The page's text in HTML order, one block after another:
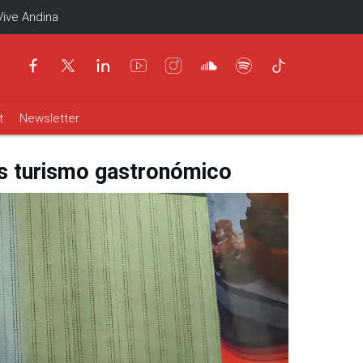
Andina
Newsletter
turismo gastronómico